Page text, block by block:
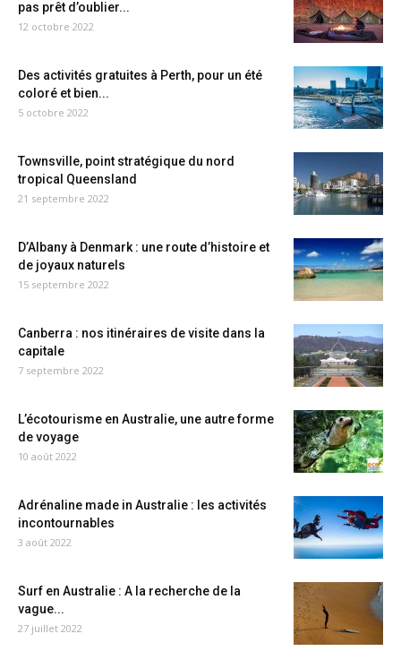
pas prêt d’oublier...
12 octobre 2022
Des activités gratuites à Perth, pour un été
coloré et bien...
5 octobre 2022
Townsville, point stratégique du nord
tropical Queensland
21 septembre 2022
D’Albany à Denmark : une route d’histoire et
de joyaux naturels
15 septembre 2022
Canberra : nos itinéraires de visite dans la
capitale
7 septembre 2022
L’écotourisme en Australie, une autre forme
de voyage
10 août 2022
Adrénaline made in Australie : les activités
incontournables
3 août 2022
Surf en Australie : A la recherche de la
vague...
27 juillet 2022